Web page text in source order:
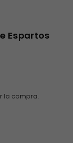
Espartos
la compra.